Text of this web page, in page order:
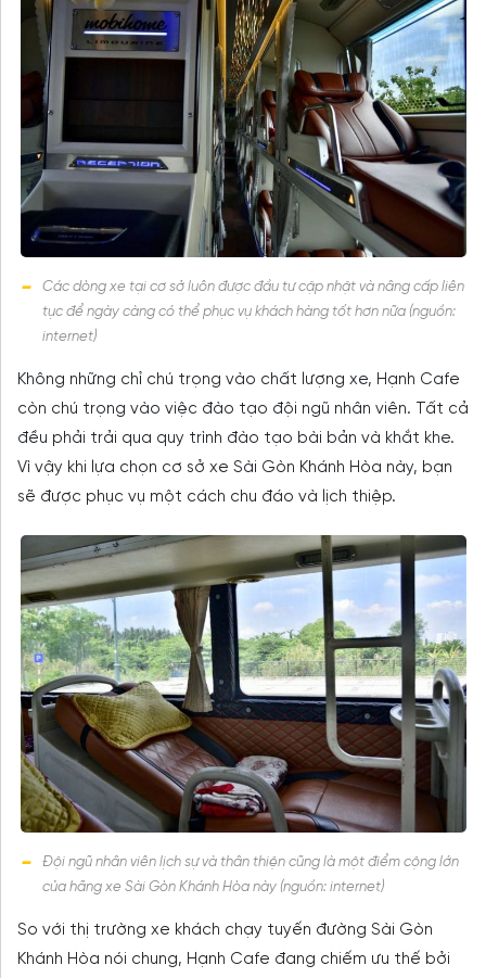
Các dòng xe tại cơ sở luôn được đầu tư cập nhật và nâng cấp liên
tục để ngày càng có thể phục vụ khách hàng tốt hơn nữa (nguồn:
internet)
Không những chỉ chú trọng vào chất lượng xe, Hạnh Cafe
còn chú trọng vào việc đào tạo đội ngũ nhân viên. Tất cả
đều phải trải qua quy trình đào tạo bài bản và khắt khe.
Vì vậy khi lựa chọn cơ sở xe Sài Gòn Khánh Hòa này, bạn
sẽ được phục vụ một cách chu đáo và lịch thiệp.
Đội ngũ nhân viên lịch sự và thân thiện cũng là một điểm cộng lớn
của hãng xe Sài Gòn Khánh Hòa này (nguồn: internet)
So với thị trường xe khách chạy tuyến đường Sài Gòn
Khánh Hòa nói chung, Hạnh Cafe đang chiếm ưu thế bởi